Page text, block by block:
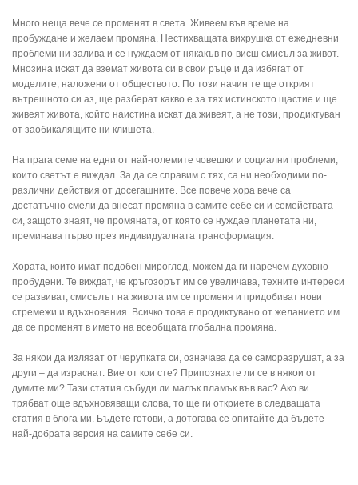
Много неща вече се променят в света. Живеем във време на
пробуждане и желаем промяна. Нестихващата вихрушка от ежедневни
проблеми ни залива и се нуждаем от някакъв по-висш смисъл за живот.
Мнозина искат да вземат живота си в свои ръце и да избягат от
моделите, наложени от обществото. По този начин те ще открият
вътрешното си аз, ще разберат какво е за тях истинскoто щастие и ще
живеят живота, който наистина искат да живеят, а не този, продиктуван
от заобикалящите ни клишета.
На прага семе на едни от най-големите човешки и социални проблеми,
които светът е виждал. За да се справим с тях, са ни необходими по-
различни действия от досегашните. Все повече хора вече са
достатъчно смели да внесат промяна в самите себе си и семействата
си, защото знаят, че промяната, от която се нуждае планетата ни,
преминава първо през индивидуалната трансформация.
Хората, които имат подобен мироглед, можем да ги наречем духовно
пробудени. Те виждат, че кръгозорът им се увеличава, техните интереси
се развиват, смисълът на живота им се променя и придобиват нови
стремежи и вдъхновения. Всичко това е продиктувано от желанието им
да се променят в името на всеобщата глобална промяна.
За някои да излязат от черупката си, означава да се саморазрушат, а за
други – да израснат. Вие от кои сте? Припознахте ли се в някои от
думите ми? Тази статия събуди ли малък пламък във вас? Ако ви
трябват още вдъхновяващи слова, то ще ги откриете в следващата
статия в блога ми. Бъдете готови, а дотогава се опитайте да бъдете
най-добрата версия на самите себе си.